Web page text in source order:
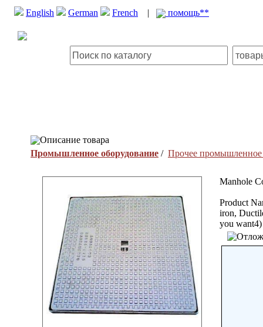
English German French | помощь**
Описание товара
Промышленное оборудование / Прочее промышленное
Manhole
Product
iron,
you want4)